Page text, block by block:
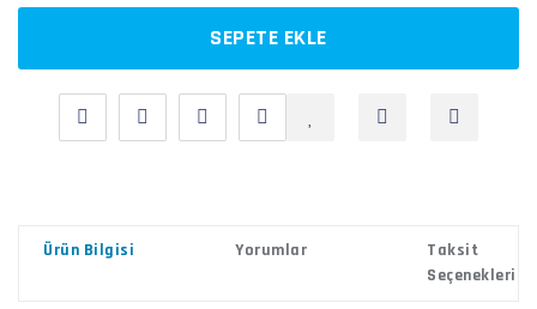
SEPETE EKLE
Ürün Bilgisi Yorumlar
Taksit
Seçenekleri